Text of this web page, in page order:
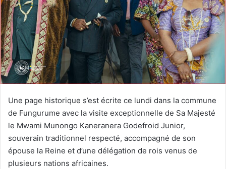
Une page historique s’est écrite ce lundi dans la commune
de Fungurume avec la visite exceptionnelle de Sa Majesté
le Mwami Munongo Kaneranera Godefroid Junior,
souverain traditionnel respecté, accompagné de son
épouse la Reine et d’une délégation de rois venus de
plusieurs nations africaines.